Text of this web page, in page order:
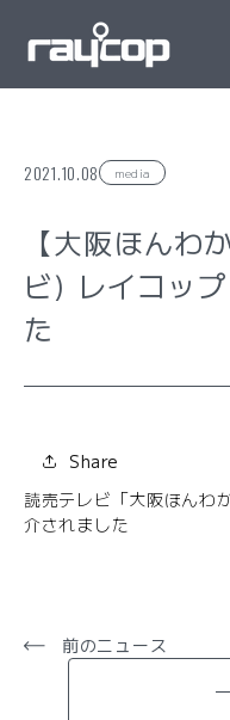
コンテンツ
2021.10.08 media
【大阪ほんわ
ビ) レイコッ
た
Share
読売テレビ「大阪ほんわ
介されました
前のニュース